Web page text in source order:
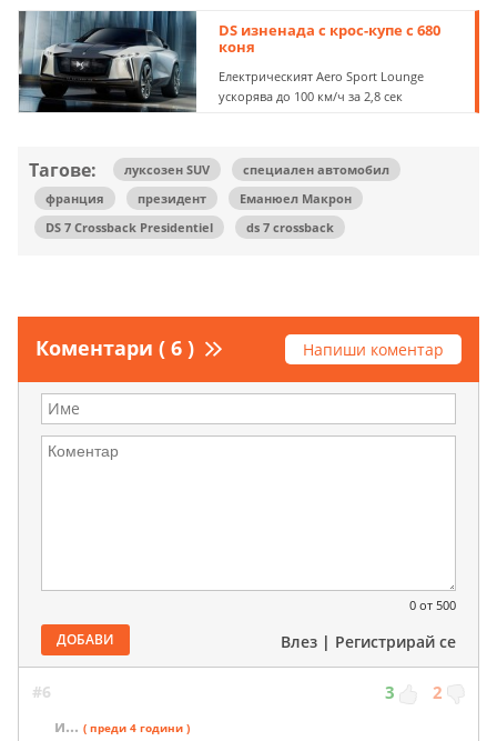
DS изненада с крос-купе с 680
коня
Електрическият Aero Sport Lounge
ускорява до 100 км/ч за 2,8 сек
Тагове: луксозен SUV
специален автомобил
франция
президент
Еманюел Макрон
DS 7 Crossback Presidentiel
ds 7 crossback
Коментари ( 6 ) Напиши коментар
0 от 500
ДОБАВИ Влез | Регистрирай се
#6 3 2
и... ( преди 4 години )